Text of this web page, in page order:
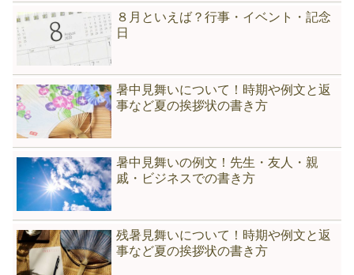
８月といえば？行事・イベント・記念
日
暑中見舞いについて！時期や例文と返
事など夏の挨拶状の書き方
暑中見舞いの例文！先生・友人・親
戚・ビジネスでの書き方
残暑見舞いについて！時期や例文と返
事など夏の挨拶状の書き方